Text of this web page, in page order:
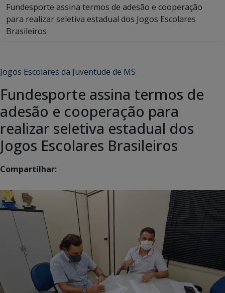
Fundesporte assina termos de adesão e cooperação
para realizar seletiva estadual dos Jogos Escolares
Brasileiros
Jogos Escolares da Juventude de MS
Fundesporte assina termos de
adesão e cooperação para
realizar seletiva estadual dos
Jogos Escolares Brasileiros
Compartilhar: